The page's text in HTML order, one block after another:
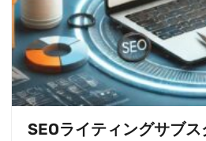
SEOライティングサブ